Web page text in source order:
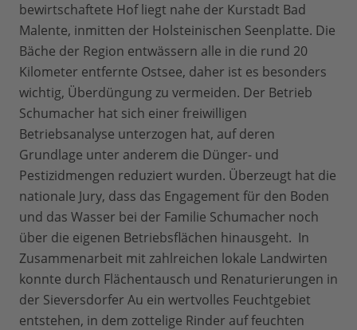
bewirtschaftete Hof liegt nahe der Kurstadt Bad
Malente, inmitten der Holsteinischen Seenplatte. Die
Bäche der Region entwässern alle in die rund 20
Kilometer entfernte Ostsee, daher ist es besonders
wichtig, Überdüngung zu vermeiden. Der Betrieb
Schumacher hat sich einer freiwilligen
Betriebsanalyse unterzogen hat, auf deren
Grundlage unter anderem die Dünger- und
Pestizidmengen reduziert wurden. Überzeugt hat die
nationale Jury, dass das Engagement für den Boden
und das Wasser bei der Familie Schumacher noch
über die eigenen Betriebsflächen hinausgeht. In
Zusammenarbeit mit zahlreichen lokale Landwirten
konnte durch Flächentausch und Renaturierungen in
der Sieversdorfer Au ein wertvolles Feuchtgebiet
entstehen, in dem zottelige Rinder auf feuchten